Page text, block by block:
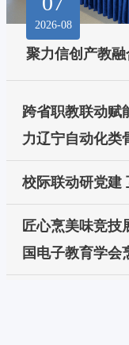
2026-08
聚力信创产教
跨省职教联动赋能智造育人
力辽宁自动化类
匠心烹美味竞技展风采 武汉职业技
国电子教育学会